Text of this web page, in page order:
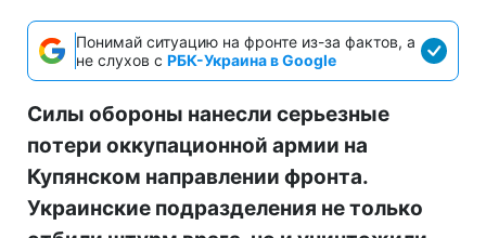
Понимай ситуацию на фронте из-за фактов, а
не слухов с РБК-Украина в Google
Силы обороны нанесли серьезные
потери оккупационной армии на
Купянском направлении фронта.
Украинские подразделения не только